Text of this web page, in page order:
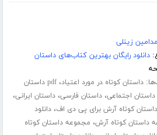
زینلی
دانلود رایگان بهترین کتاب‌های داستان
داستان کوتاه در مورد اعتیاد،
pdf داستان
داستان اجتماعی،داستان فارسی،داستان ایرانی،
داستان کوتاه آرش برای پی دی اف،دانلود
داستان کوتاه آرش، مجموعه داستان کوتاه